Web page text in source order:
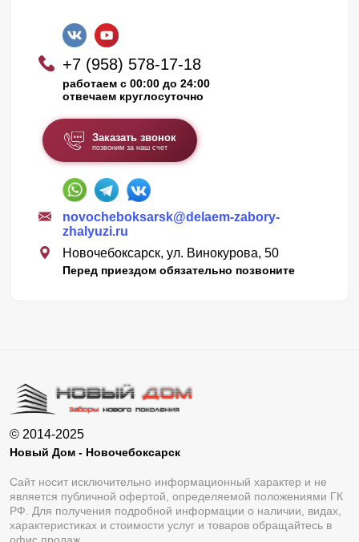
+7 (958) 578-17-18
работаем с 00:00 до 24:00
отвечаем круглосуточно
Заказать звонок
позвоним за наш счет
novocheboksarsk@delaem-zabory-
zhalyuzi.ru
Новочебоксарск, ул. Винокурова, 50
Перед приездом обязательно позвоните
© 2014-2025
Новый Дом - Новочебоксарск
Сайт носит исключительно информационный характер и не
является публичной офертой, определяемой положениями ГК
РФ. Для получения подробной информации о наличии, видах,
характеристиках и стоимости услуг и товаров обращайтесь в